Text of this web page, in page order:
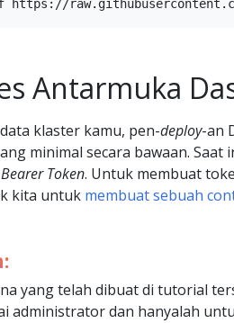
Antarmuka
klaster kamu, pen-deploy-an
minimal secara bawaan.
Bearer Token. Untuk membuat
kita untuk membuat sebuah
yang telah dibuat di tutorial
administrator dan hanyalah